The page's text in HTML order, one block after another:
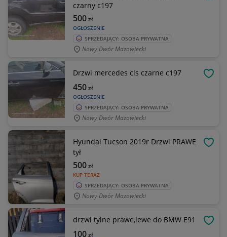
czarny c197
OGŁOSZENIE
500zł
SPRZEDAJĄCY: OSOBA PRYWATNA
Nowy Dwór Mazowiecki
Drzwi mercedes cls czarne c197
OGŁOSZENIE
450zł
SPRZEDAJĄCY: OSOBA PRYWATNA
Nowy Dwór Mazowiecki
Hyundai Tucson 2019r Drzwi PRAWE
tył
KUP TERAZ
500zł
SPRZEDAJĄCY: OSOBA PRYWATNA
Nowy Dwór Mazowiecki
drzwi tylne prawe,lewe do BMW E91
100zł